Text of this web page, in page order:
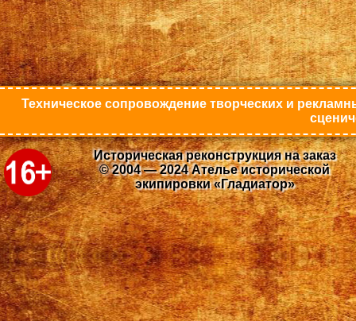
Техническое сопровождение творческих и
Историческая реконструкция на заказ
© 2004 — 2024 Ателье исторической
экипировки «Гладиатор»